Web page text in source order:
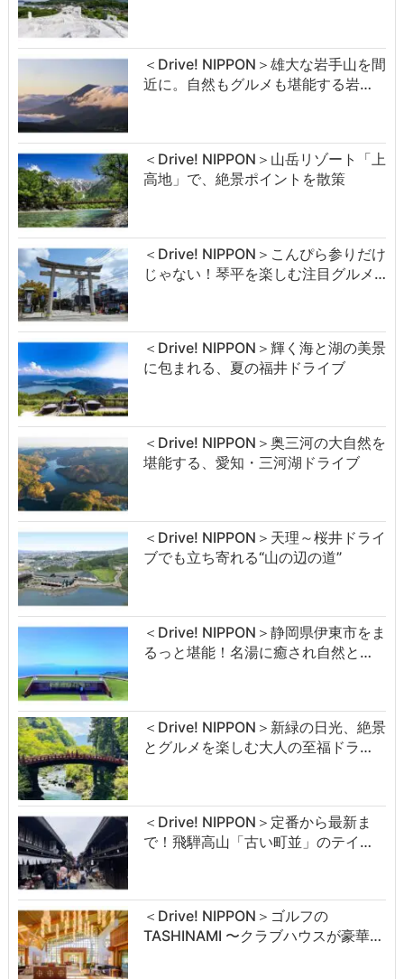
＜Drive! NIPPON＞雄大な岩手山を間
近に。自然もグルメも堪能する岩…
＜Drive! NIPPON＞山岳リゾート「上
高地」で、絶景ポイントを散策
＜Drive! NIPPON＞こんぴら参りだけ
じゃない！琴平を楽しむ注目グルメ…
＜Drive! NIPPON＞輝く海と湖の美景
に包まれる、夏の福井ドライブ
＜Drive! NIPPON＞奥三河の大自然を
堪能する、愛知・三河湖ドライブ
＜Drive! NIPPON＞天理～桜井ドライ
ブでも立ち寄れる“山の辺の道”
＜Drive! NIPPON＞静岡県伊東市をま
るっと堪能！名湯に癒され自然と…
＜Drive! NIPPON＞新緑の日光、絶景
とグルメを楽しむ大人の至福ドラ…
＜Drive! NIPPON＞定番から最新ま
で！飛騨高山「古い町並」のテイ…
＜Drive! NIPPON＞ゴルフの
TASHINAMI 〜クラブハウスが豪華…